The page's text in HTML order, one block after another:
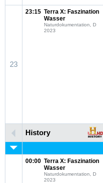
23
23:15 Terra X: Faszination
Wasser
Naturdokumentation, D
2023
History
00:00 Terra X: Faszination
Wasser
Naturdokumentation, D
2023